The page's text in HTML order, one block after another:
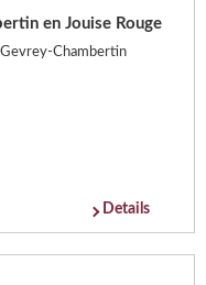
en Jouise Rouge
Chambertin
Details